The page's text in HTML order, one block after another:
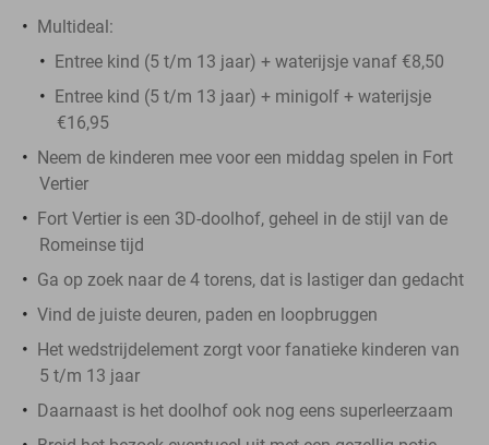
Multideal:
Entree kind (5 t/m 13 jaar) + waterijsje vanaf €8,50
Entree kind (5 t/m 13 jaar) + minigolf + waterijsje
€16,95
Neem de kinderen mee voor een middag spelen in Fort
Vertier
Fort Vertier is een 3D-doolhof, geheel in de stijl van de
Romeinse tijd
Ga op zoek naar de 4 torens, dat is lastiger dan gedacht
Vind de juiste deuren, paden en loopbruggen
Het wedstrijdelement zorgt voor fanatieke kinderen van
5 t/m 13 jaar
Daarnaast is het doolhof ook nog eens superleerzaam